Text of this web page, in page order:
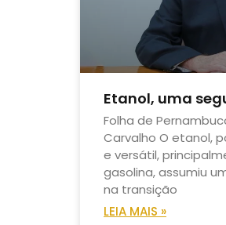
Etanol, uma
Folha de
Carvalho O etanol,
e versátil,
gasolina, assumiu
na transição
LEIA MAIS »